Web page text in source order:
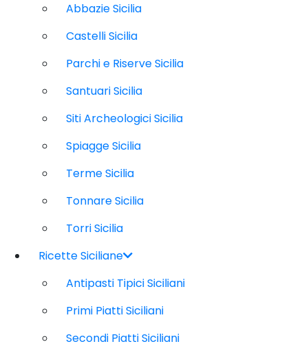
Abbazie Sicilia
Castelli Sicilia
Parchi e Riserve Sicilia
Santuari Sicilia
Siti Archeologici Sicilia
Spiagge Sicilia
Terme Sicilia
Tonnare Sicilia
Torri Sicilia
Ricette Siciliane
Antipasti Tipici Siciliani
Primi Piatti Siciliani
Secondi Piatti Siciliani